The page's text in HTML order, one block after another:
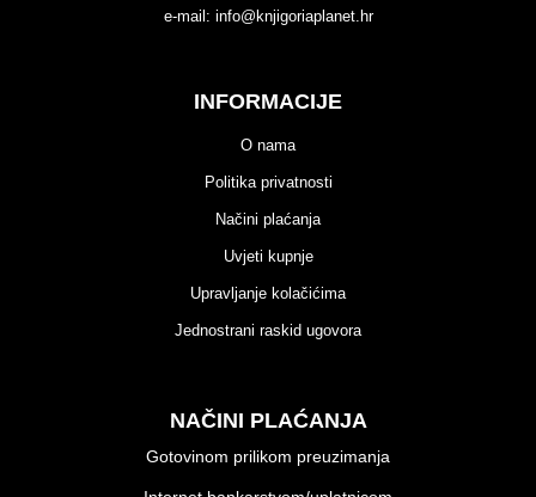
e-mail: info@knjigoriaplanet.hr
INFORMACIJE
O nama
Politika privatnosti
Načini plaćanja
Uvjeti kupnje
Upravljanje kolačićima
Jednostrani raskid ugovora
NAČINI PLAĆANJA
Gotovinom prilikom preuzimanja